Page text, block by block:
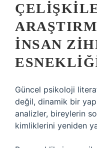
İNSAN
Güncel psikoloji
değil, dinamik bir
analizler, bireylerin
kimliklerini yeniden